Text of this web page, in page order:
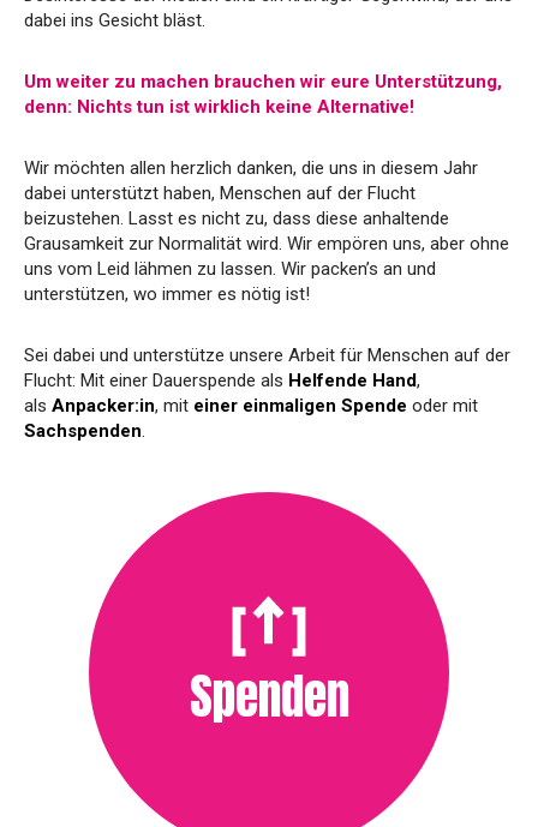
dabei ins Gesicht bläst.
Um weiter zu machen brauchen wir eure Unterstützung,
denn: Nichts tun ist wirklich keine Alternative!
Wir möchten allen herzlich danken, die uns in diesem Jahr
dabei unterstützt haben, Menschen auf der Flucht
beizustehen. Lasst es nicht zu, dass diese anhaltende
Grausamkeit zur Normalität wird. Wir empören uns, aber ohne
uns vom Leid lähmen zu lassen. Wir packen’s an und
unterstützen, wo immer es nötig ist!
Sei dabei und unterstütze unsere Arbeit für Menschen auf der
Flucht: Mit einer Dauerspende als Helfende Hand,
als Anpacker:in, mit einer einmaligen Spende oder mit
Sachspenden.
Spenden